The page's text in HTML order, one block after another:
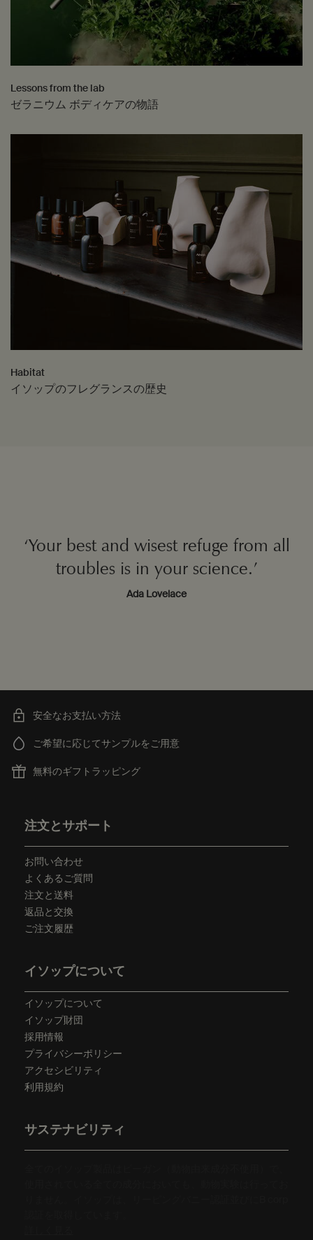
Lessons from the lab
ゼラニウム ボディケアの物語
Habitat​
イソップのフレグランスの歴史
‘Your best and wisest refuge from all
troubles is in your science.’
Ada Lovelace
安全なお支払い方法
ご希望に応じてサンプルをご用意
無料のギフトラッピング
注文とサポート
お問い合わせ
よくあるご質問
注文と送料
返品と交換
ご注文履歴
イソップについて
イソップについて
イソップ財団
採用情報
プライバシーポリシー
アクセシビリティ
利用規約
サステナビリティ